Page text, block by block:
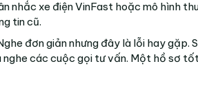
nhắc xe điện VinFast hoặc mô hình
tin cũ.
đơn giản nhưng đây là lỗi hay gặp.
nghe các cuộc gọi tư vấn. Một hồ sơ